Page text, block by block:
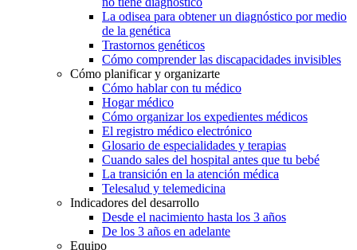
La odisea para obtener un diagnóstico por medio
de la genética
Trastornos genéticos
Cómo comprender las discapacidades invisibles
Cómo planificar y organizarte
Cómo hablar con tu médico
Hogar médico
Cómo organizar los expedientes médicos
El registro médico electrónico
Glosario de especialidades y terapias
Cuando sales del hospital antes que tu bebé
La transición en la atención médica
Telesalud y telemedicina
Indicadores del desarrollo
Desde el nacimiento hasta los 3 años
De los 3 años en adelante
Equipo